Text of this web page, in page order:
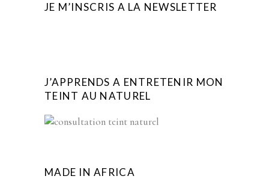
JE M’INSCRIS A LA NEWSLETTER
J’APPRENDS A ENTRETENIR MON
TEINT AU NATUREL
MADE IN AFRICA